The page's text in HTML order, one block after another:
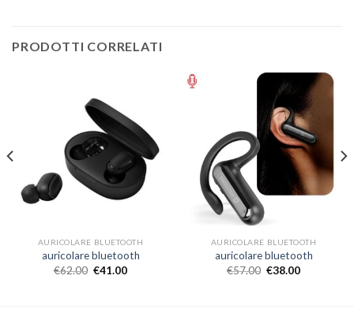
PRODOTTI CORRELATI
AURICOLARE BLUETOOTH
auricolare bluetooth
€62.00 €41.00
AURICOLARE BLUETOOTH
auricolare bluetooth
€57.00 €38.00